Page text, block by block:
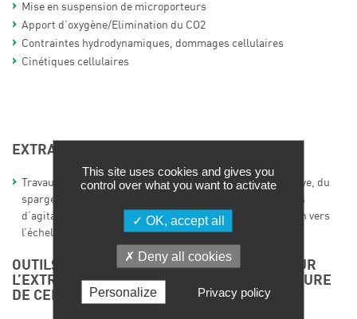
Mise en suspension de microporteurs
Apport d’oxygène/Elimination du CO2
Contraintes hydrodynamiques, dommages cellulaires
Cinétiques cellulaires
EXTRAPOLATION D’UN CYTOCULTEUR
Travaux dirigés sous Excel de conception (design de la cuve, du
sparger et de l’agitateur, choix des conditions opératoires
d’agitation et d’aération) d’un bioréacteur et extrapolation vers
l’échelle industrielle
OUTILS DE LA MÉCANIQUE DES FLUIDES POUR
L’EXTRAPOLATION DES RÉACTEURS DE CULTURE
DE CELLULES ANIMALES
This site uses cookies and gives you
control over what you want to activate
OK, accept all
Deny all cookies
Personalize Privacy policy